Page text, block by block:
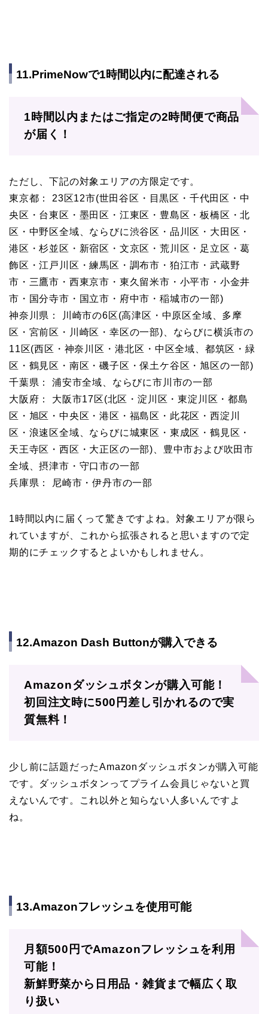
11.PrimeNowで1時間以内に配達される
1時間以内またはご指定の2時間便で商品
が届く！
ただし、下記の対象エリアの方限定です。
東京都： 23区12市(世田谷区・目黒区・千代田区・中
央区・台東区・墨田区・江東区・豊島区・板橋区・北
区・中野区全域、ならびに渋谷区・品川区・大田区・
港区・杉並区・新宿区・文京区・荒川区・足立区・葛
飾区・江戸川区・練馬区・調布市・狛江市・武蔵野
市・三鷹市・西東京市・東久留米市・小平市・小金井
市・国分寺市・国立市・府中市・稲城市の一部)
神奈川県： 川崎市の6区(高津区・中原区全域、多摩
区・宮前区・川崎区・幸区の一部)、ならびに横浜市の
11区(西区・神奈川区・港北区・中区全域、都筑区・緑
区・鶴見区・南区・磯子区・保土ケ谷区・旭区の一部)
千葉県： 浦安市全域、ならびに市川市の一部
大阪府： 大阪市17区(北区・淀川区・東淀川区・都島
区・旭区・中央区・港区・福島区・此花区・西淀川
区・浪速区全域、ならびに城東区・東成区・鶴見区・
天王寺区・西区・大正区の一部)、豊中市および吹田市
全域、摂津市・守口市の一部
兵庫県： 尼崎市・伊丹市の一部
1時間以内に届くって驚きですよね。対象エリアが限ら
れていますが、これから拡張されると思いますので定
期的にチェックするとよいかもしれません。
12.Amazon Dash Buttonが購入できる
Amazonダッシュボタンが購入可能！
初回注文時に500円差し引かれるので実
質無料！
少し前に話題だったAmazonダッシュボタンが購入可能
です。ダッシュボタンってプライム会員じゃないと買
えないんです。これ以外と知らない人多いんですよ
ね。
13.Amazonフレッシュを使用可能
月額500円でAmazonフレッシュを利用
可能！
新鮮野菜から日用品・雑貨まで幅広く取
り扱い